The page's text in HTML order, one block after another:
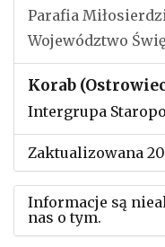
Parafia
Województwo
Korab
Intergrupa
Zaktualizowana
Informacje są
nas o tym.